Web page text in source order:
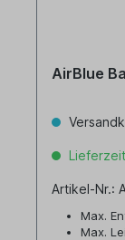
AirBlue
Artikel-Nr.:
Max.
Max.